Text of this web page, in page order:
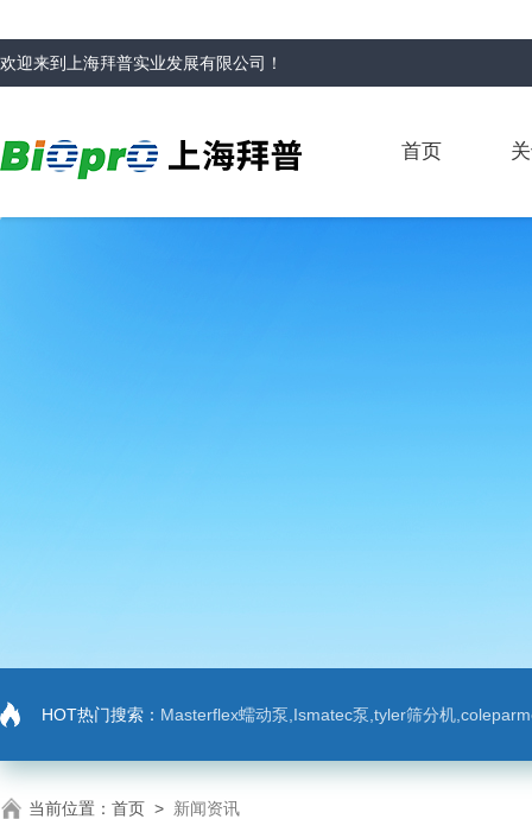
欢迎来到 上海拜普实业发展有限公司 ！
首页
HOT热门搜索： Masterflex蠕动泵,Ismatec泵,tyler筛分机,coleparmer,注射
当前位置： 首页 > 新闻资讯